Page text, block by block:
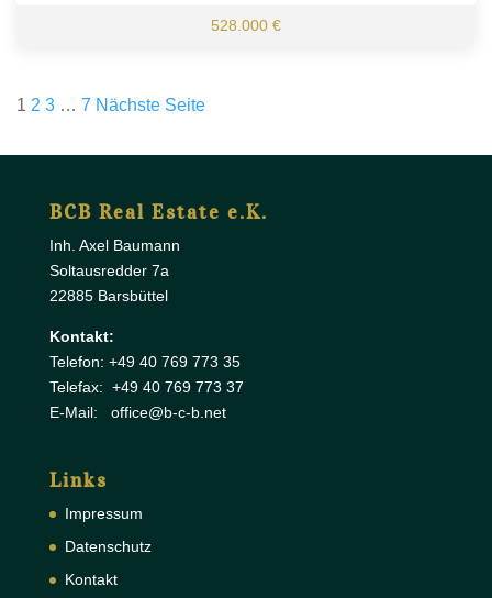
528.000 €
Seitennummerierung
Beiträge
1 2 3 … 7 Nächste Seite
BCB Real Estate e.K.
Inh. Axel Baumann
Soltausredder 7a
22885 Barsbüttel
Kontakt:
Telefon: +49 40 769 773 35
Telefax: +49 40 769 773 37
E-Mail: office@b-c-b.net
Links
Impressum
Datenschutz
Kontakt